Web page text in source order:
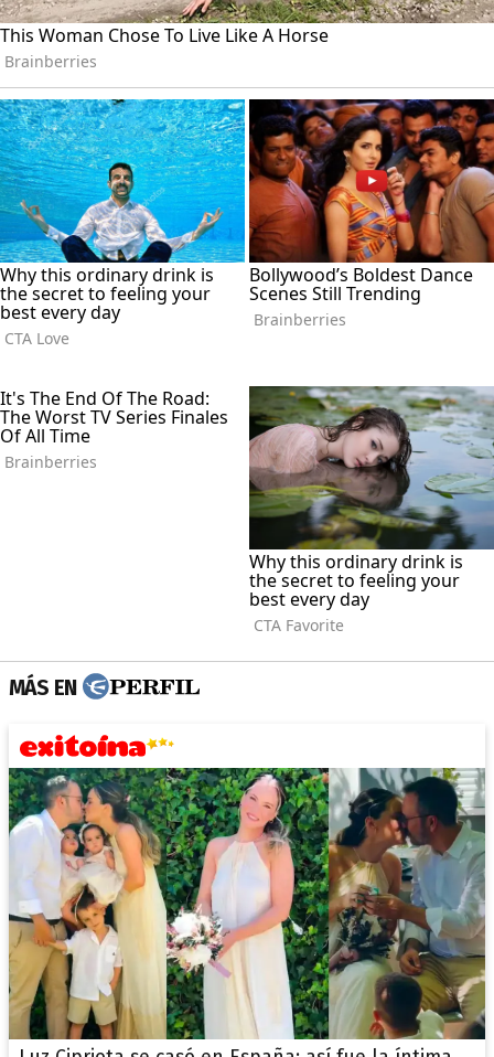
MÁS EN